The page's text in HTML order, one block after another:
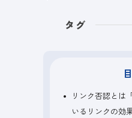
タグ
リンク否認とは
いるリンクの効